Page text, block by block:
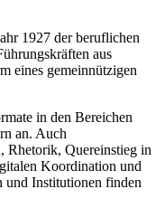
1927 der beruflichen
aus
eines gemeinnützigen
in den Bereichen
an. Auch
Rhetorik, Quereinstieg in
Koordination und
Institutionen finden